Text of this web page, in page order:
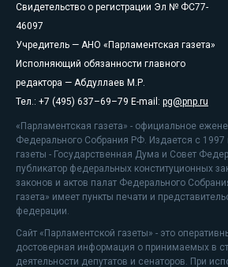
Свидетельство о регистрации Эл № ФС77-
46097
Учредитель — АНО «Парламентская газета»
Исполняющий обязанности главного
редактора — Абдуллаев М.Р.
Тел.: +7 (495) 637–69–79 E-mail: pg@pnp.ru
«Парламентская газета» - официальное
Федерального Собрания РФ. Издается с 1997
газеты - Государственная Дума и Совет
публикатор федеральных конституционных
законов и актов палат Федерального
газета» имеет пункты печати и
федерации.
Сайт «Парламентской газеты» - это
достоверная информация о принимаемых в
деятельности депутатов и сенаторов. При